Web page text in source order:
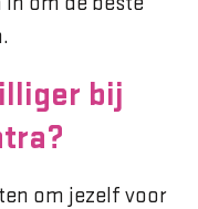
bij
om jezelf voor